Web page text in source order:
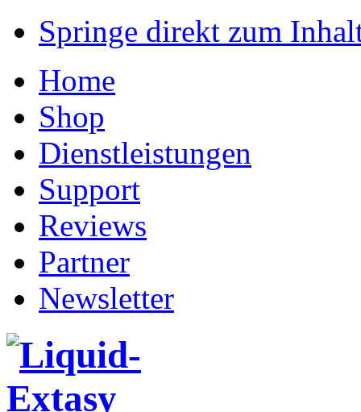
Springe direkt zum
Home
Shop
Dienstleistungen
Support
Reviews
Partner
Newsletter